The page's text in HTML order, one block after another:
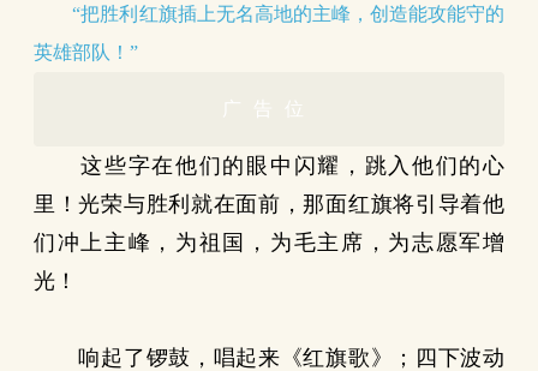
“把胜利红旗插上无名高地的主峰，创造能攻能守的
英雄部队！”
广告位
这些字在他们的眼中闪耀，跳入他们的心
里！光荣与胜利就在面前，那面红旗将引导着他
们冲上主峰，为祖国，为毛主席，为志愿军增
光！
响起了锣鼓，唱起来《红旗歌》；四下波动